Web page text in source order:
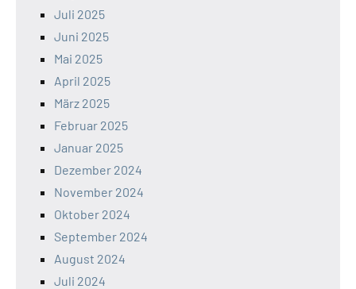
Juli 2025
Juni 2025
Mai 2025
April 2025
März 2025
Februar 2025
Januar 2025
Dezember 2024
November 2024
Oktober 2024
September 2024
August 2024
Juli 2024